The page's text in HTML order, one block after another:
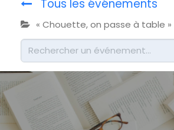
Tous les événements
« Chouette, on passe à table »